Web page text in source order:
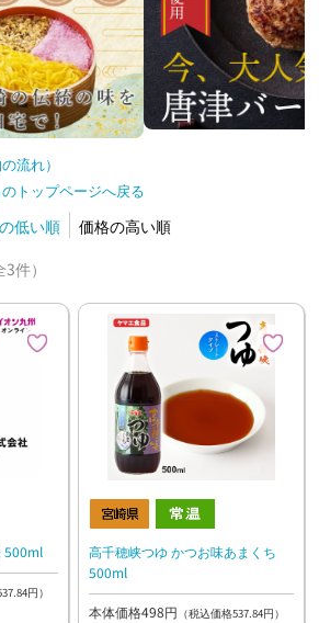
流れ）
トップページへ戻る
低い順
価格の高い順
件）
500ml
円）
高千穂峡つゆ かつお味あまくち
500ml
本体価格498円 （税込価格537.84円）